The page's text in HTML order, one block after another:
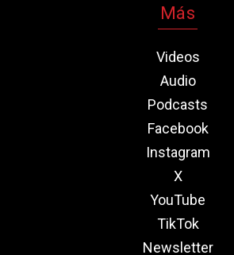
Más
Videos
Audio
Podcasts
Facebook
Instagram
X
YouTube
TikTok
Newsletter